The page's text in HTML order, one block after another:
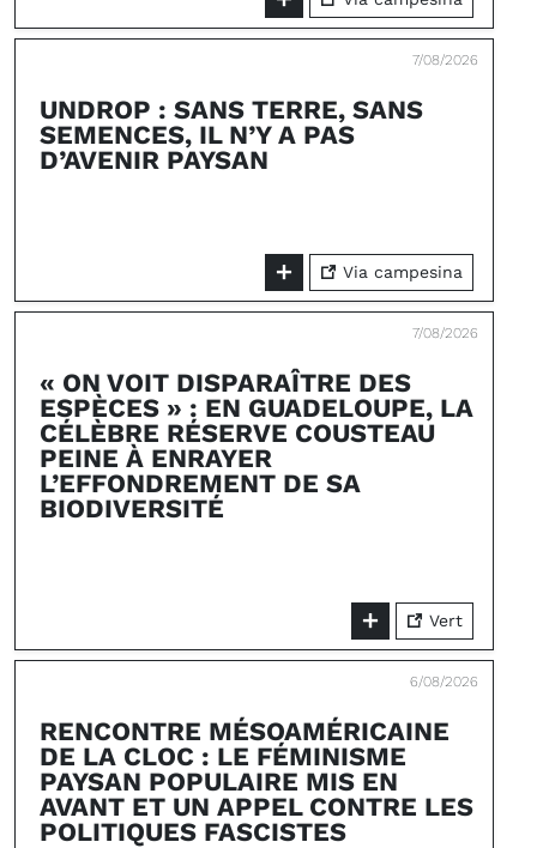
7/08/2026
UNDROP : SANS TERRE, SANS
SEMENCES, IL N’Y A PAS
D’AVENIR PAYSAN
Via campesina
7/08/2026
« ON VOIT DISPARAÎTRE DES
ESPÈCES » : EN GUADELOUPE, LA
CÉLÈBRE RÉSERVE COUSTEAU
PEINE À ENRAYER
L’EFFONDREMENT DE SA
BIODIVERSITÉ
Vert
6/08/2026
RENCONTRE MÉSOAMÉRICAINE
DE LA CLOC : LE FÉMINISME
PAYSAN POPULAIRE MIS EN
AVANT ET UN APPEL CONTRE LES
POLITIQUES FASCISTES